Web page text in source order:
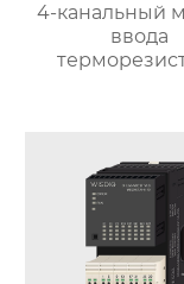
4-канальный
ввода